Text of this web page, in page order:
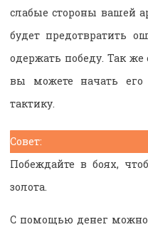
слабые стороны вашей
будет предотвратить
одержать победу. Так же
вы можете начать его
тактику.
Совет:
Побеждайте в боях,
золота.
С помощью денег можно